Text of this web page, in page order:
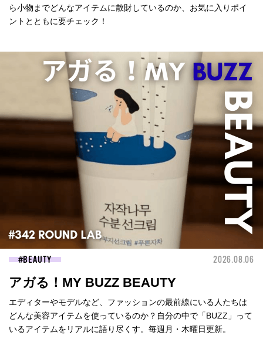
ら小物までどんなアイテムに散財しているのか、お気に入りポイ
ントとともに要チェック！
BEAUTY 2026.08.06
アガる！MY BUZZ BEAUTY
エディターやモデルなど、ファッションの最前線にいる人たちは
どんな美容アイテムを使っているのか？自分の中で「BUZZ」って
いるアイテムをリアルに語り尽くす。毎週月・木曜日更新。